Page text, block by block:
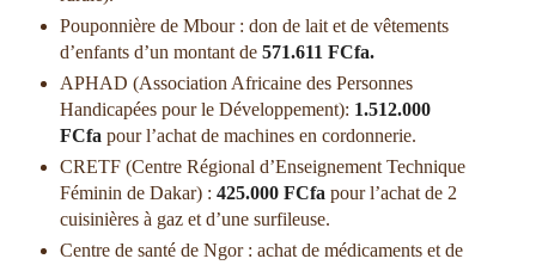
Pouponnière de Mbour : don de lait et de vêtements
d’enfants d’un montant de 571.611 FCfa.
APHAD (Association Africaine des Personnes
Handicapées pour le Développement): 1.512.000
FCfa pour l’achat de machines en cordonnerie.
CRETF (Centre Régional d’Enseignement Technique
Féminin de Dakar) : 425.000 FCfa pour l’achat de 2
cuisinières à gaz et d’une surfileuse.
Centre de santé de Ngor : achat de médicaments et de